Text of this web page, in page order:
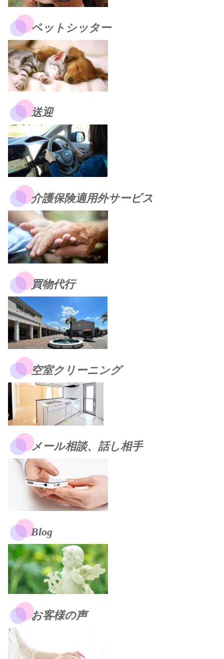
ペットシッター
送迎
介護保険適用外サービス
買物代行
空室クリーニング
メール相談、話し相手
Blog
お客様の声